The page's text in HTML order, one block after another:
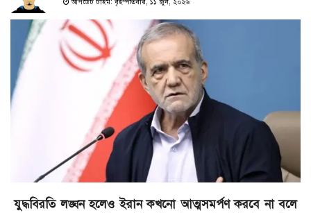
আপডেট টাইম: বৃহস্পতিবার, ১১ জুন, ২০২৬
যুদ্ধবিরতি লঙ্ঘন হলেও ইরান কখনো আত্মসমর্পণ করবে না বলে